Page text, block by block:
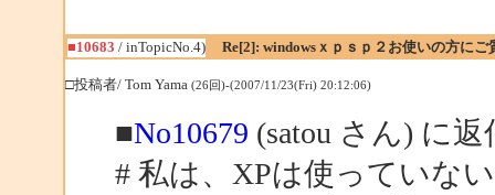
■10683 / inTopicNo.4) Re[2]: windowsｘｐｓｐ２お使いの方にご
□投稿者/ Tom Yama (26回)-(2007/11/23(Fri) 20:12:06)
■No10679 (satou さん) に返
# 私は、XPは使っていな